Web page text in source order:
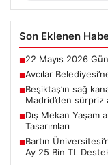
Son Eklenen
■22 Mayıs 2026
■Avcılar
■Beşiktaş’ın sağ
Madrid’den sürpriz
■Dış Mekan Yaşam
Tasarımları
■Bartın
Ay 25 Bin TL